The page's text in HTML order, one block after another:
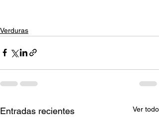
Verduras
Entradas recientes Ver todo